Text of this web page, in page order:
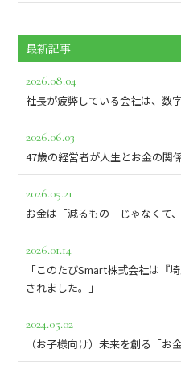
最新記事
2026.08.04
社長が疲弊している会社は、数
2026.06.03
47歳の経営者が人生とお金の関
2026.05.21
お金は「減るもの」じゃなくて
2026.01.14
「このたびSmart株式会社は『
されました。」
2024.05.02
（お子様向け）未来を創る「お